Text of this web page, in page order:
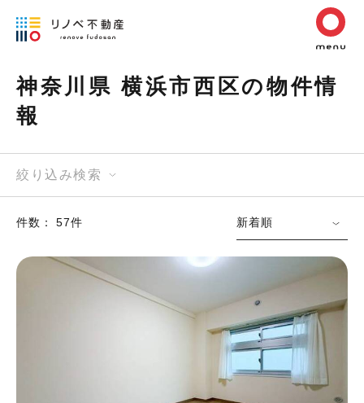
神奈川県 横浜市西区の物件情
報
絞り込み検索
件数： 57件 新着順